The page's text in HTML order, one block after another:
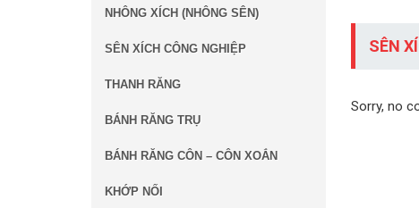
SÊN
Sorry, no
NHÔNG XÍCH (NHÔNG SÊN)
SÊN XÍCH CÔNG NGHIỆP
THANH RĂNG
BÁNH RĂNG TRỤ
BÁNH RĂNG CÔN – CÔN XOẮN
KHỚP NỐI